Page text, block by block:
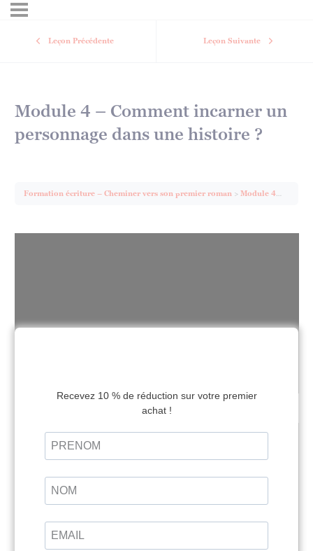
Leçon Précédente Leçon Suivante
Module 4 – Comment incarner un
personnage dans une histoire ?
Formation écriture – Cheminer vers son premier roman Module 4 – Comment incarner un personnage dans une histoire ?